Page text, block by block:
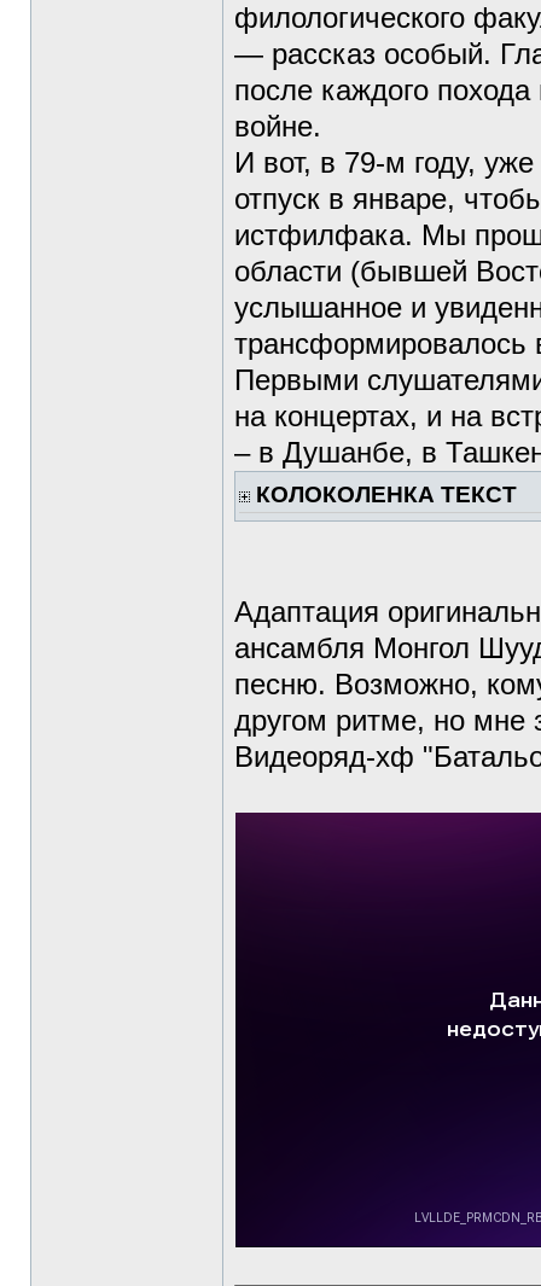
филологического
— рассказ особый.
после каждого
войне.
И вот, в 79-м году,
отпуск в январе,
истфилфака. Мы
области (бывшей
услышанное и
трансформировалось
Первыми
на концертах, и на
– в Душанбе, в
КОЛОКОЛЕНКА ТЕКСТ
Адаптация
ансамбля Монгол
песню. Возможно,
другом ритме, но мне
Видеоряд-хф